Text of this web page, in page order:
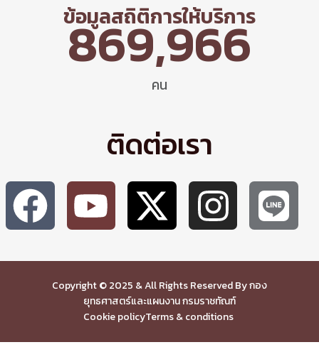
ข้อมูลสถิติการให้บริการ
คน
869,966
ติดต่อเรา
Copyright © 2025 & All Rights Reserved By กอง
ยุทธศาสตร์และแผนงาน กรมราชทัณฑ์
Cookie policyTerms & conditions